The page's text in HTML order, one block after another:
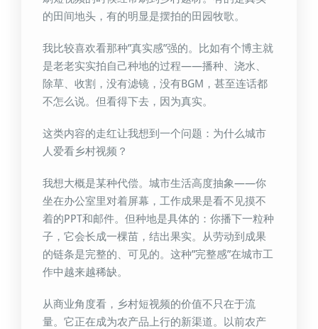
的田间地头，有的明显是摆拍的田园牧歌。
我比较喜欢看那种”真实感”强的。比如有个博主就
是老老实实拍自己种地的过程——播种、浇水、
除草、收割，没有滤镜，没有BGM，甚至连话都
不怎么说。但看得下去，因为真实。
这类内容的走红让我想到一个问题：为什么城市
人爱看乡村视频？
我想大概是某种代偿。城市生活高度抽象——你
坐在办公室里对着屏幕，工作成果是看不见摸不
着的PPT和邮件。但种地是具体的：你播下一粒种
子，它会长成一棵苗，结出果实。从劳动到成果
的链条是完整的、可见的。这种”完整感”在城市工
作中越来越稀缺。
从商业角度看，乡村短视频的价值不只在于流
量。它正在成为农产品上行的新渠道。以前农产